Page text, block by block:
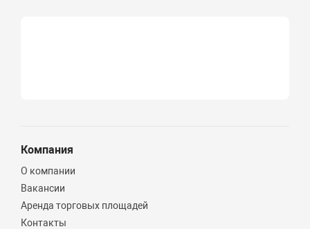
Компания
О компании
Вакансии
Аренда торговых площадей
Контакты